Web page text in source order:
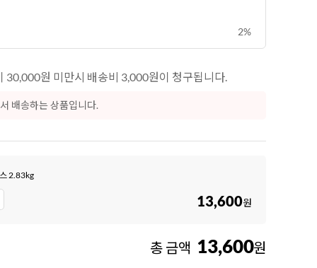
2%
30,000원 미만시 배송비 3,000원이 청구됩니다.
배송하는 상품입니다.
2.83kg
13,600원
총 금액 13,600원